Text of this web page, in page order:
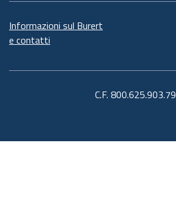
Informazioni sul Burert
e contatti
C.F. 800.625.903.79